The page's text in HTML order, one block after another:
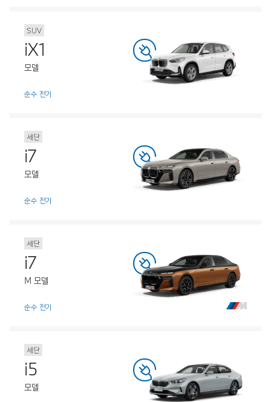
SUV
iX1
모델
순수 전기
세단
i7
모델
순수 전기
세단
i7
M 모델
순수 전기
세단
i5
모델